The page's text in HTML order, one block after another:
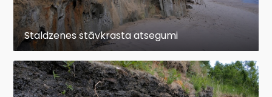
Staldzenes stāvkrasta atsegumi